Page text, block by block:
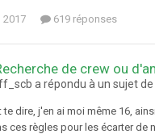
2017 619 réponses
de crew ou
a répondu à un sujet
te dire, j'en ai moi même 16,
ces règles pour les écarter de